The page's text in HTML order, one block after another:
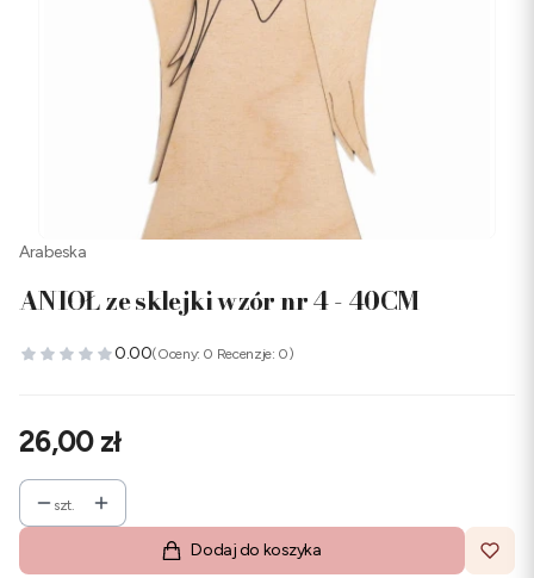
Arabeska
ANIOŁ ze sklejki wzór nr 4 - 40CM
0.00(Oceny: 0 Recenzje: 0)
Cena
26,00 zł
szt.
Dodaj do koszyka